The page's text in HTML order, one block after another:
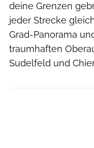
deine Grenzen
jeder Strecke
Grad-Panorama
traumhaften
Sudelfeld und